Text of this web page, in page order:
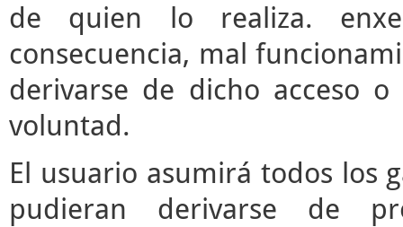
de quien lo realiza.
consecuencia, mal
derivarse de dicho acceso
voluntad.
El usuario asumirá todos los
pudieran derivarse de